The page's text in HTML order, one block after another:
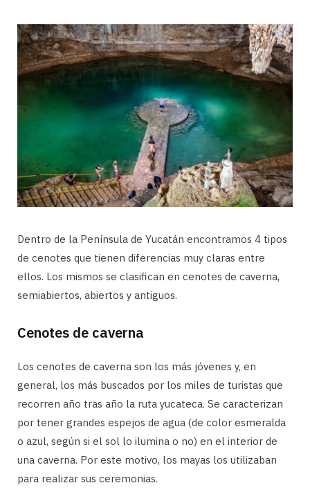
Dentro de la Península de Yucatán encontramos 4 tipos
de cenotes que tienen diferencias muy claras entre
ellos. Los mismos se clasifican en cenotes de caverna,
semiabiertos, abiertos y antiguos.
Cenotes de caverna
Los cenotes de caverna son los más jóvenes y, en
general, los más buscados por los miles de turistas que
recorren año tras año la ruta yucateca. Se caracterizan
por tener grandes espejos de agua (de color esmeralda
o azul, según si el sol lo ilumina o no) en el interior de
una caverna. Por este motivo, los mayas los utilizaban
para realizar sus ceremonias.